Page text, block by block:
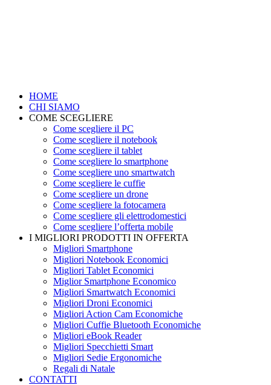
HOME
CHI SIAMO
COME SCEGLIERE
Come scegliere il PC
Come scegliere il notebook
Come scegliere il tablet
Come scegliere lo smartphone
Come scegliere uno smartwatch
Come scegliere le cuffie
Come scegliere un drone
Come scegliere la fotocamera
Come scegliere gli elettrodomestici
Come scegliere l’offerta mobile
I MIGLIORI PRODOTTI IN OFFERTA
Migliori Smartphone
Migliori Notebook Economici
Migliori Tablet Economici
Miglior Smartphone Economico
Migliori Smartwatch Economici
Migliori Droni Economici
Migliori Action Cam Economiche
Migliori Cuffie Bluetooth Economiche
Migliori eBook Reader
Migliori Specchietti Smart
Migliori Sedie Ergonomiche
Regali di Natale
CONTATTI